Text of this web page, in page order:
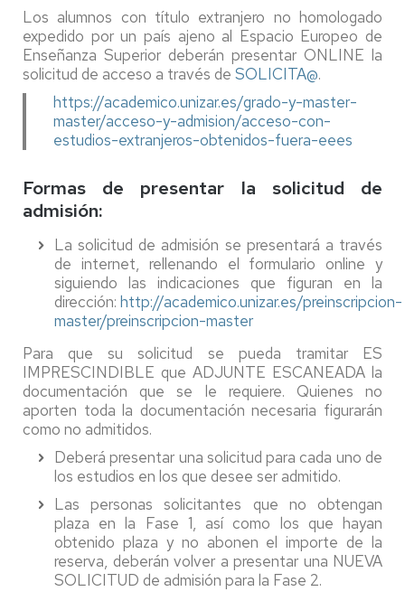
Los alumnos con título extranjero no homologado
expedido por un país ajeno al Espacio Europeo de
Enseñanza Superior deberán presentar ONLINE la
solicitud de acceso a través de SOLICITA@.
https://academico.unizar.es/grado-y-master-
master/acceso-y-admision/acceso-con-
estudios-extranjeros-obtenidos-fuera-eees
Formas de presentar la solicitud de
admisión:
La solicitud de admisión se presentará a través
de internet, rellenando el formulario online y
siguiendo las indicaciones que figuran en la
dirección: http://academico.unizar.es/preinscripcion-
master/preinscripcion-master
Para que su solicitud se pueda tramitar ES
IMPRESCINDIBLE que ADJUNTE ESCANEADA la
documentación que se le requiere. Quienes no
aporten toda la documentación necesaria figurarán
como no admitidos.
Deberá presentar una solicitud para cada uno de
los estudios en los que desee ser admitido.
Las personas solicitantes que no obtengan
plaza en la Fase 1, así como los que hayan
obtenido plaza y no abonen el importe de la
reserva, deberán volver a presentar una NUEVA
SOLICITUD de admisión para la Fase 2.